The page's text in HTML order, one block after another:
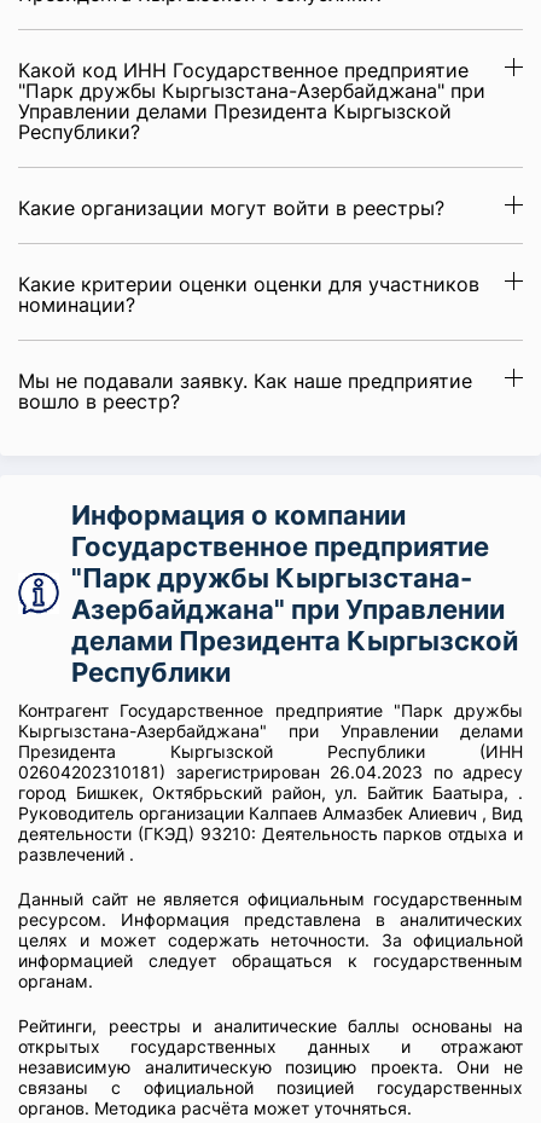
Какой код ИНН Государственное предприятие
"Парк дружбы Кыргызстана-Азербайджана" при
Управлении делами Президента Кыргызской
Республики?
Какие организации могут войти в реестры?
Какие критерии оценки оценки для участников
номинации?
Мы не подавали заявку. Как наше предприятие
вошло в реестр?
Информация о компании
Государственное предприятие
"Парк дружбы Кыргызстана-
Азербайджана" при Управлении
делами Президента Кыргызской
Республики
Контрагент Государственное предприятие "Парк дружбы
Кыргызстана-Азербайджана" при Управлении делами
Президента Кыргызской Республики (ИНН
02604202310181) зарегистрирован 26.04.2023 по адресу
город Бишкек, Октябрьский район, ул. Байтик Баатыра, .
Руководитель организации Калпаев Алмазбек Алиевич , Вид
деятельности (ГКЭД) 93210: Деятельность парков отдыха и
развлечений .
Данный сайт не является официальным государственным
ресурсом. Информация представлена в аналитических
целях и может содержать неточности. За официальной
информацией следует обращаться к государственным
органам.
Рейтинги, реестры и аналитические баллы основаны на
открытых государственных данных и отражают
независимую аналитическую позицию проекта. Они не
связаны с официальной позицией государственных
органов. Методика расчёта может уточняться.